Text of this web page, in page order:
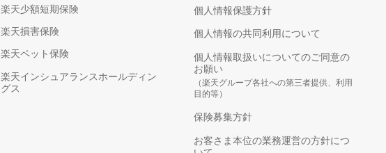
楽天少額短期保険
楽天損害保険
楽天ペット保険
楽天インシュアランスホールディン
グス
個人情報保護方針
個人情報の共同利用について
個人情報取扱いについてのご同意の
お願い
（楽天グループ各社への第三者提供、利用
目的等）
保険募集方針
お客さま本位の業務運営の方針につ